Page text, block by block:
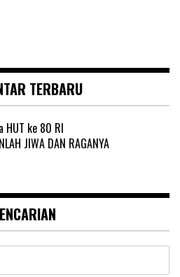
TERBARU
HUT ke 80 RI
JIWA DAN RAGANYA